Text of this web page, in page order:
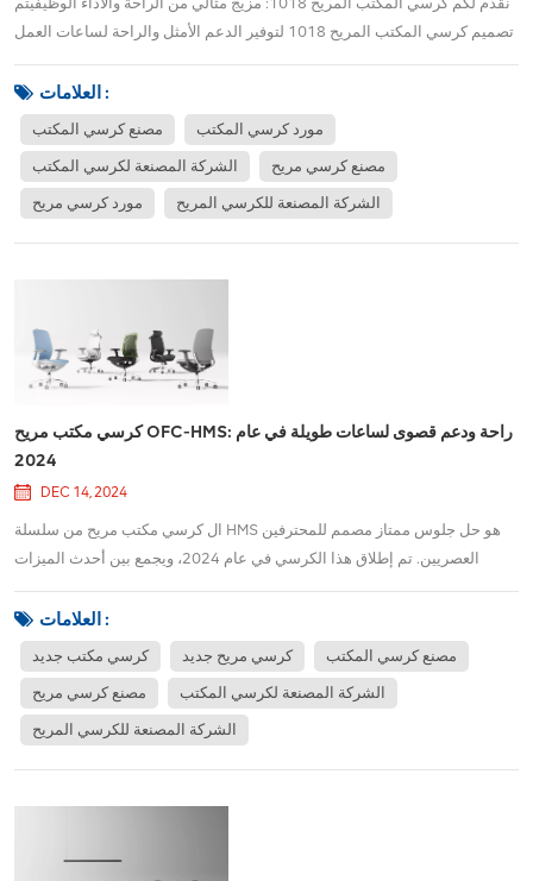
تصميم كرسي المكتب المريح 1018 لتوفير الدعم الأمثل والراحة لساعات العمل
مجموعة من الميزات القابلة للتعديل لضمان تجربة جلوس مخصصة. فيما يلي
نظرة فاحصة على وظائفه...
العلامات :
مصنع كرسي المكتب مورد كرسي المكتب
الشركة المصنعة لكرسي المكتب مصنع كرسي مريح
مورد كرسي مريح الشركة المصنعة للكرسي المريح
كرسي مكتب مريح OFC-HMS: راحة ودعم قصوى لساعات طويلة في عام
2024
DEC 14, 2024
ال كرسي مكتب مريح من سلسلة HMS هو حل جلوس ممتاز مصمم للمحترفين
العصريين. تم إطلاق هذا الكرسي في عام 2024، ويجمع بين أحدث الميزات
ساعات العمل الطويلة. سواء كنت تعمل من المنزل أو في مكتب تقليدي، توفر
سلسلة HMS تجربة مريحة استثنا...
العلامات :
كرسي مكتب جديد كرسي مريح جديد مصنع كرسي المكتب
مصنع كرسي مريح الشركة المصنعة لكرسي المكتب
الشركة المصنعة للكرسي المريح